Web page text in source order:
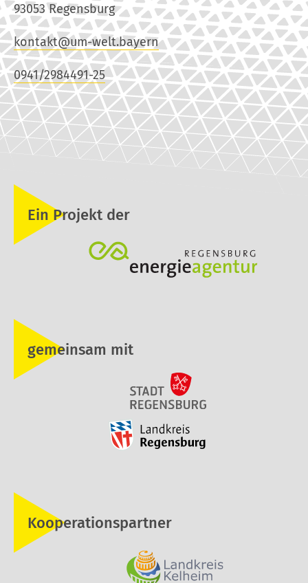
93053 Regensburg
kontakt@um-welt.bayern
0941/2984491-25
Ein Projekt der
gemeinsam mit
Kooperationspartner